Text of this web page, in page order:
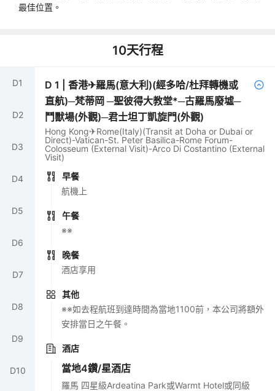
最佳位置。
10天行程
D1
D2
D3
D4
D5
D6
D7
D8
D9
D10
D1 |香港✈羅馬(意大利)(經多哈/杜拜轉機或
直航)─梵蒂岡 ─聖彼得大教堂*─古羅馬廢墟─
鬥獸場(外觀)─君士坦丁凱旋門(外觀)
Hong Kong✈Rome(Italy)(Transit at Doha or Dubai or
Direct)-Vatican-St. Peter Basilica-Rome Forum-
Colosseum (External Visit)-Arco Di Costantino (External
Visit)
早餐
航機上
午餐
※※
晚餐
酒店享用
其他
※※如去程航班到達時間為當地1100前，本公司將額外
安排當日之午餐。
酒店
當地4鑽/星酒店
羅馬 四星級Ardeatina Park或Warmt Hotel或同級